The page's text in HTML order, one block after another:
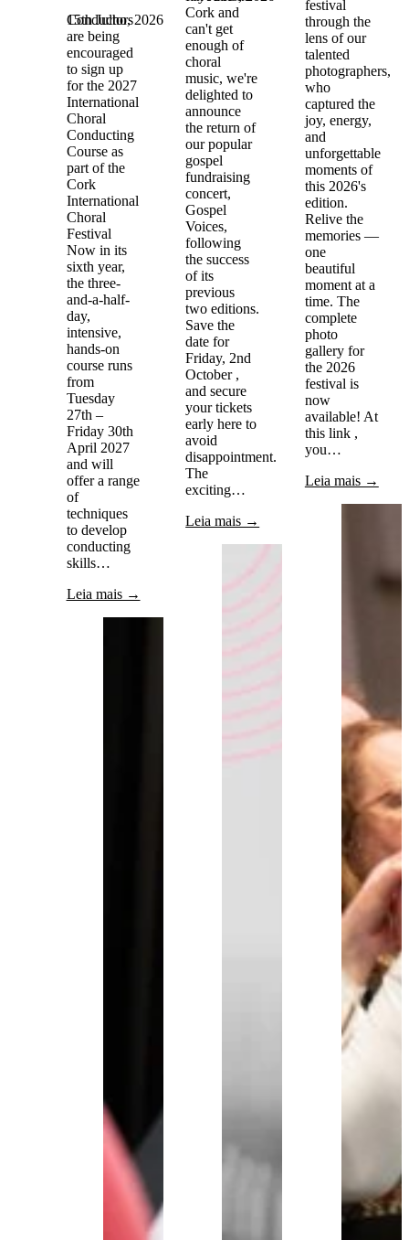
15th Julho, 2026
Conductors
are being
encouraged
to sign up
for the 2027
International
Choral
Conducting
Course as
part of the
Cork
International
Choral
Festival
Now in its
sixth year,
the three-
and-a-half-
day,
intensive,
hands-on
course runs
from
Tuesday
27th –
Friday 30th
April 2027
and will
offer a range
of
techniques
to develop
conducting
skills…
Leia mais →
Cork and
can't get
enough of
choral
music, we're
delighted to
announce
the return of
our popular
gospel
fundraising
concert,
Gospel
Voices,
following
the success
of its
previous
two editions.
Save the
date for
Friday, 2nd
October ,
and secure
your tickets
early here to
avoid
disappointment.
The
exciting…
Leia mais →
festival
through the
lens of our
talented
photographers,
who
captured the
joy, energy,
and
unforgettable
moments of
this 2026's
edition.
Relive the
memories —
one
beautiful
moment at a
time. The
complete
photo
gallery for
the 2026
festival is
now
available! At
this link ,
you…
Leia mais →